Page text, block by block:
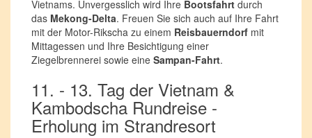
Vietnams. Unvergesslich wird Ihre Bootsfahrt durch
das Mekong-Delta. Freuen Sie sich auch auf Ihre Fahrt
mit der Motor-Rikscha zu einem Reisbauerndorf mit
Mittagessen und Ihre Besichtigung einer
Ziegelbrennerei sowie eine Sampan-Fahrt.
11. - 13. Tag der Vietnam &
Kambodscha Rundreise -
Erholung im Strandresort